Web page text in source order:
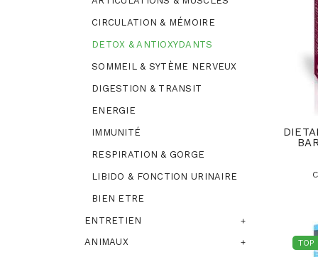
CIRCULATION & MÉMOIRE
DETOX & ANTIOXYDANTS
SOMMEIL & SYTÈME NERVEUX
DIGESTION & TRANSIT
ENERGIE
IMMUNITÉ
RESPIRATION & GORGE
LIBIDO & FONCTION URINAIRE
BIEN ETRE
ENTRETIEN
ANIMAUX
TOP